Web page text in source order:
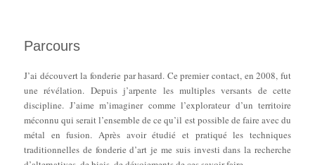
Parcours
J’ai découvert la fonderie par hasard. Ce premier contact, en 2008, fut
une révélation. Depuis j’arpente les multiples versants de cette
discipline. J’aime m’imaginer comme l’explorateur d’un territoire
méconnu qui serait l’ensemble de ce qu’il est possible de faire avec du
métal en fusion. Après avoir étudié et pratiqué les techniques
traditionnelles de fonderie d’art je me suis investi dans la recherche